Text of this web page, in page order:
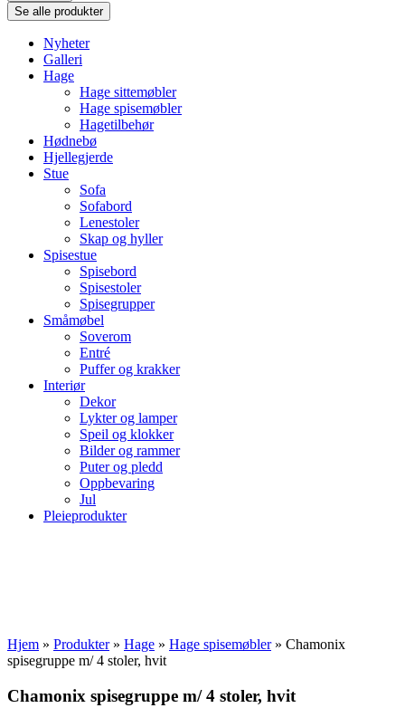
Se alle produkter
Nyheter
Galleri
Hage
Hage sittemøbler
Hage spisemøbler
Hagetilbehør
Hødnebø
Hjellegjerde
Stue
Sofa
Sofabord
Lenestoler
Skap og hyller
Spisestue
Spisebord
Spisestoler
Spisegrupper
Småmøbel
Soverom
Entré
Puffer og krakker
Interiør
Dekor
Lykter og lamper
Speil og klokker
Bilder og rammer
Puter og pledd
Oppbevaring
Jul
Pleieprodukter
Hjem » Produkter» Hage » Hage spisemøbler» Chamonix
spisegruppe m/ 4 stoler, hvit
Chamonix spisegruppe m/ 4 stoler, hvit